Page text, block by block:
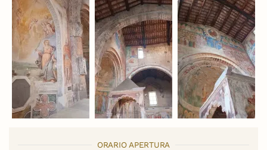
ORARIO APERTURA